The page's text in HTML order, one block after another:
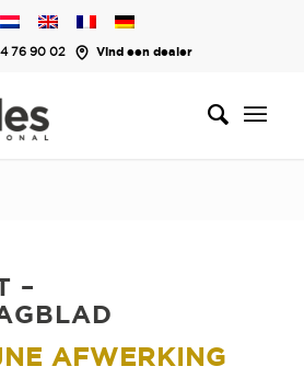
76 90 02 Vind een dealer
–
AFWERKING